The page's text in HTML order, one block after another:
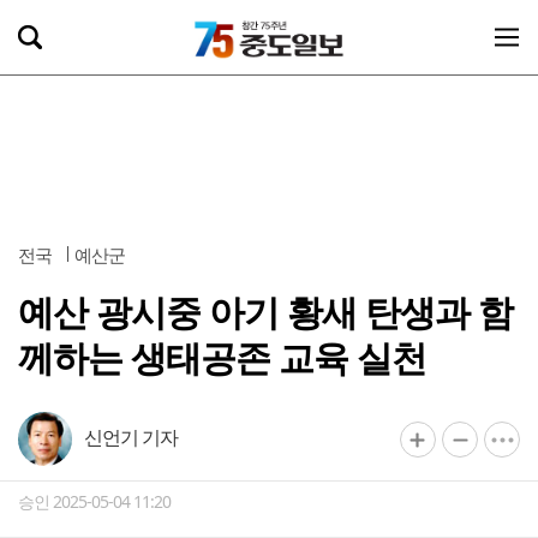
전국 예산군
예산 광시중 아기 황새 탄생과 함
께하는 생태공존 교육 실천
신언기 기자
승인 2025-05-04 11:20